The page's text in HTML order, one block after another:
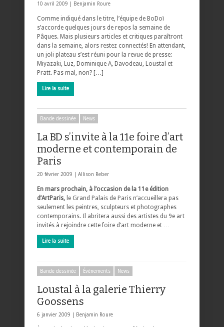
10 avril 2009 | Benjamin Roure
Comme indiqué dans le titre, l’équipe de BoDoï
s’accorde quelques jours de repos la semaine de
Pâques. Mais plusieurs articles et critiques paraîtront
dans la semaine, alors restez connectés! En attendant,
un joli plateau s’est réuni pour la revue de presse:
Miyazaki, Luz, Dominique A, Davodeau, Loustal et
Pratt. Pas mal, non? […]
Lire la suite
Bande dessinée News
La BD s’invite à la 11e foire d’art
moderne et contemporain de
Paris
20 février 2009 | Allison Reber
En mars prochain, à l’occasion de la 11e édition
d’ArtParis, le Grand Palais de Paris n’accueillera pas
seulement les peintres, sculpteurs et photographes
contemporains. Il abritera aussi des artistes du 9e art
invités à rejoindre cette foire d’art moderne et …
Lire la suite
Bande dessinée Événements News
Loustal à la galerie Thierry
Goossens
6 janvier 2009 | Benjamin Roure